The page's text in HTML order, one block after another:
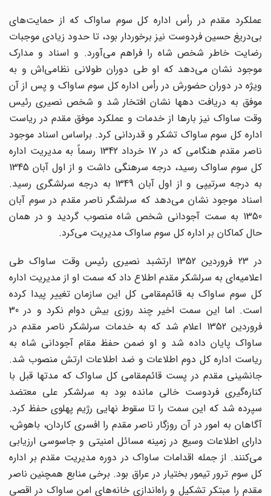
عملکرد مقدم در رأس اداره کل سوم ساواک که از حمایت‌های
بی‌دریغ حسین فردوست نیز برخوردار بود، تا حدود زیادی موجبات
رضایت خاطر شخص شاه را فراهم می‌آورد. و اسناد و مدارک
موجود نشان می‌دهد که او طی دوران طولانی نظامی‌اش و به
ویژه در دوران حضورش در رأس اداره کل سوم ساواک و پس از آن
موفق به دریافت دهها نشان افتخار شد و شخص نصیری رئیس
وقت ساواک نیز بارها از خدمات و عملکرد موفق مقدم در ریاست
اداره کل سوم ساواک تشکر و قدردانی کرد. براساس اسناد موجود
ناصر مقدم هنگامی که در 17 خرداد 1342 رسماً به مدیریت اداره
کل سوم ساواک رسید، درجه سرهنگی داشت و از اول آبان 1345
به درجه سرتیپی و از اول آبان 1349 به درجه سرلشگری رسید.
اسناد موجود نشان می‌دهد که سرلشگر ناصر مقدم در سوم آبان
1350 به سمت آجودانی شخص شاه منصوب گردید و در همان
حال کماکان بر اداره کل سوم ساواک مدیریت می‌کرد.
در 23 فروردین 1352 ارتشبد نصیری رئیس وقت ساواک طی
اعلامیه‌ای به سرلشکر مقدم اطلاع داد که سمت او از مدیریت اداره
کل سوم ساواک به قائم‌مقامی کل این سازمان تغییر پیدا کرده
است. اما این سمت اخیر چند روزی بیش دوام نکرد و در 30
فروردین 1352 اعلام شد که به خدمات سرلشکر ناصر مقدم در
ساواک پایان داده شد و او ضمن حفظ مقام آجودانی شاه به
ریاست اداره کل دوم اطلاعات و ضد اطلاعات ارتش منصوب شد.
جانشینی مقدم در پست قائم‌مقامی کل ساواک که مدتها قبل با
کناره‌گیری فردوست خالی مانده بود به سرلشکر علی معتضد
سپرده شد که این سمت را تا سقوط نهایی رژیم پهلوی حفظ کرد.
آگاهان به امور در آن روزگار ناصر مقدم را افسری کاردان، باهوش،
دارای اطلاعات وسیع در زمینه مسائل امنیتی و جاسوسی ارزیابی
می‌کنند. از جمله اقدامات ساواک در دوره مدیریت مقدم بر اداره
کل سوم ترور تیمور بختیار در عراق بود. برخی منابع همچنین ناصر
مقدم را مبتکر تشکیل و راه‌اندازی خانه‌های امن ساواک در اقصی